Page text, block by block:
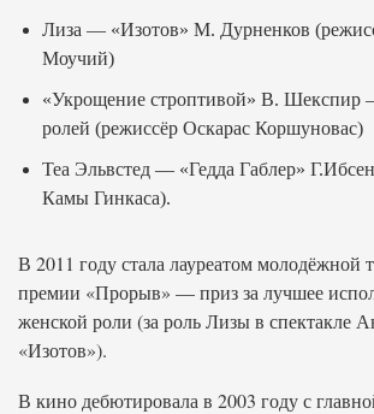
Лиза — «Изотов» М. Дурненков
Моучий)
«Укрощение строптивой» В. Шекспир
ролей (режиссёр Оскарас Коршуновас)
Теа Эльвстед — «Гедда Габлер»
Камы Гинкаса).
В 2011 году стала лауреатом молодёжной
премии «Прорыв» — приз за лучшее
женской роли (за роль Лизы в спектакле
«Изотов»).
В кино дебютировала в 2003 году с